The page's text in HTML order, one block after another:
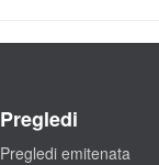
Pregledi
Pregledi emitenata